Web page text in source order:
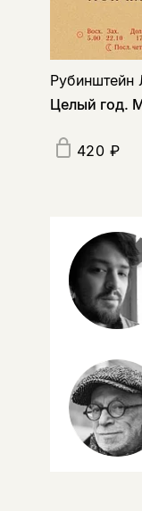
Рубинштейн
Целый год.
420 ₽